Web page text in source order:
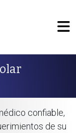
confiable,
de su